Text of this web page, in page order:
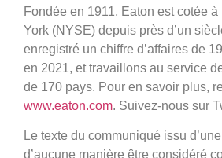
Fondée en 1911, Eaton est cotée
York (NYSE) depuis près d’un
enregistré un chiffre d’affaires de
en 2021, et travaillons au service
de 170 pays. Pour en savoir plus,
www.eaton.com. Suivez-nous sur
Le texte du communiqué issu
d’aucune manière être considéré